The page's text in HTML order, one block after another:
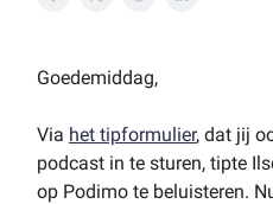
Goedemiddag,
Via het tipformulier, dat jij
podcast in te sturen, tipte
op Podimo te beluisteren.